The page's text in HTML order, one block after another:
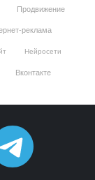
Продвижение
реклама
Нейросети
Вконтакте